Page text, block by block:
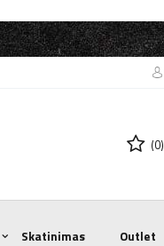
(0)
Skatinimas Outlet